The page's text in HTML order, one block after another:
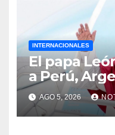
INTERNACIONALES
El papa
a Perú,
enAGO 5, 2026